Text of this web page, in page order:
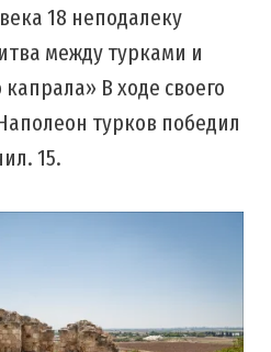
18 неподалеку
между турками и
В ходе своего
турков победил
15.